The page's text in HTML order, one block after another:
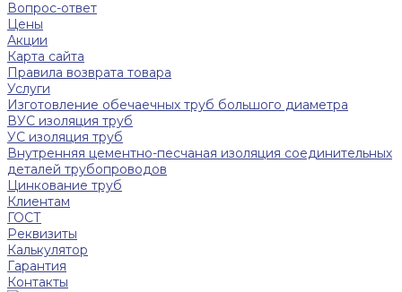
Вопрос-ответ
Цены
Акции
Карта сайта
Правила возврата товара
Услуги
Изготовление обечаечных труб большого диаметра
ВУС изоляция труб
УС изоляция труб
Внутренняя цементно-песчаная изоляция соединительных
деталей трубопроводов
Цинкование труб
Клиентам
ГОСТ
Реквизиты
Калькулятор
Гарантия
Контакты